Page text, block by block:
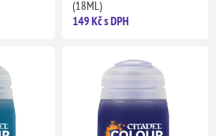
(18ML)
149 Kč s DPH